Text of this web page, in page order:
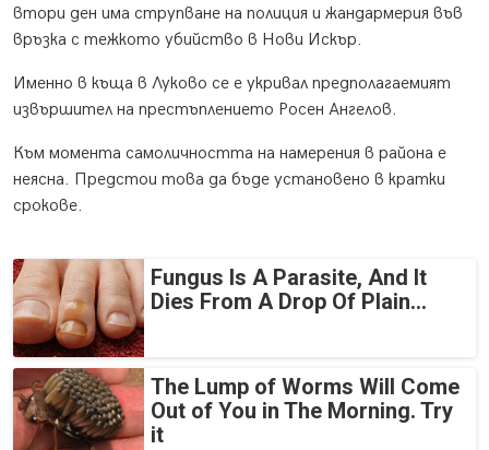
втори ден има струпване на полиция и жандармерия във
връзка с тежкото убийство в Нови Искър.
Именно в къща в Луково се е укривал предполагаемият
извършител на престъплението Росен Ангелов.
Към момента самоличността на намерения в района е
неясна. Предстои това да бъде установено в кратки
срокове.
Fungus Is A Parasite, And It
Dies From A Drop Of Plain...
The Lump of Worms Will Come
Out of You in The Morning. Try
it